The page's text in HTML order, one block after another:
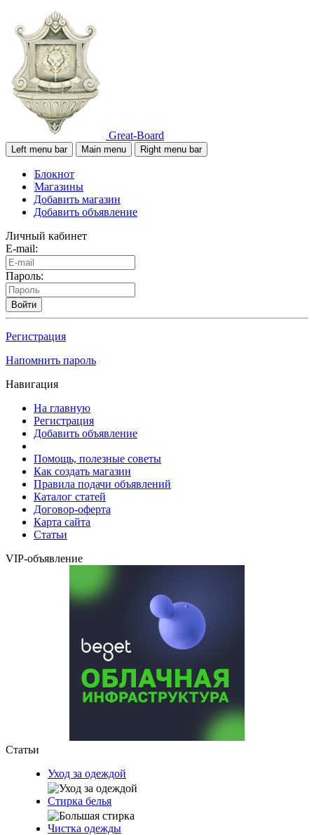
Great-Board
Left menu bar Main menu Right menu bar
Блокнот
Магазины
Добавить магазин
Добавить объявление
Личный кабинет
E-mail:
Пароль:
Войти
Регистрация
Напомнить пароль
Навигация
На главную
Регистрация
Добавить объявление
Помощь, полезные советы
Как создать магазин
Правила подачи объявлений
Каталог статей
Договор-оферта
Карта сайта
Статьи
VIP-объявление
Статьи
Уход за одеждой
Стирка белья
Чистка одежды